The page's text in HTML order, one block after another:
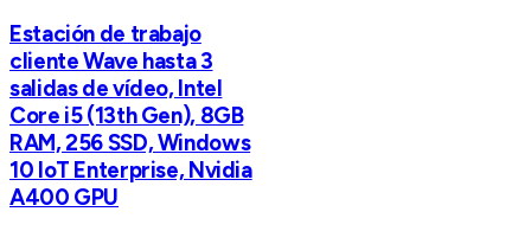
Estación de trabajo
cliente Wave hasta 3
salidas de vídeo, Intel
Core i5 (13th Gen), 8GB
RAM, 256 SSD, Windows
10 IoT Enterprise, Nvidia
A400 GPU